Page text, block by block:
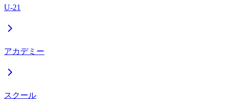
U-21
アカデミー
スクール